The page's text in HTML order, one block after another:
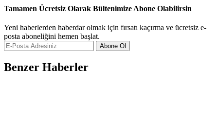
Tamamen Ücretsiz Olarak Bültenimize Abone Olabilirsin
Yeni haberlerden haberdar olmak için fırsatı kaçırma ve ücretsiz e-
posta aboneliğini hemen başlat.
Abone Ol
Benzer Haberler